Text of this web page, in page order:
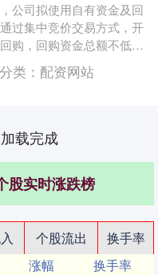
公司拟使用自有资金及回
过集中竞价交易方式，开
购，回购资金总额不低于3
过6亿元(含)，回购价格不
分类： 配资网站
载完成
股实时涨跌榜
个股流出
换手率
涨幅
换手率